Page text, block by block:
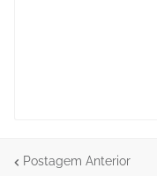
Postagem Anterior